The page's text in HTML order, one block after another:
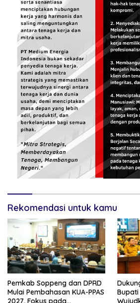
Rekomendasi untuk kamu
Pemkab Soppeng dan DPRD
Mulai Pembahasan KUA-PPAS
2027, Fokus pada